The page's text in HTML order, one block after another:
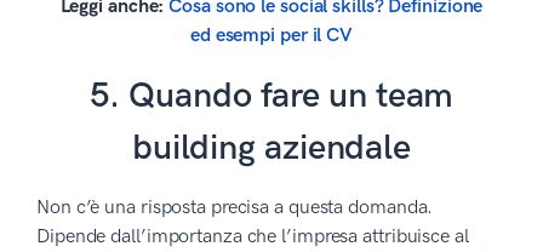
Leggi anche:Cosa sono le social skills? Definizione
ed esempi per il CV
5. Quando fare un team
building aziendale
Non c’è una risposta precisa a questa domanda.
Dipende dall’importanza che l’impresa attribuisce al